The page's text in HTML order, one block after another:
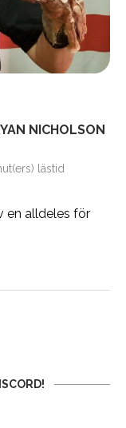
NICHOLSON
lästid
en alldeles för